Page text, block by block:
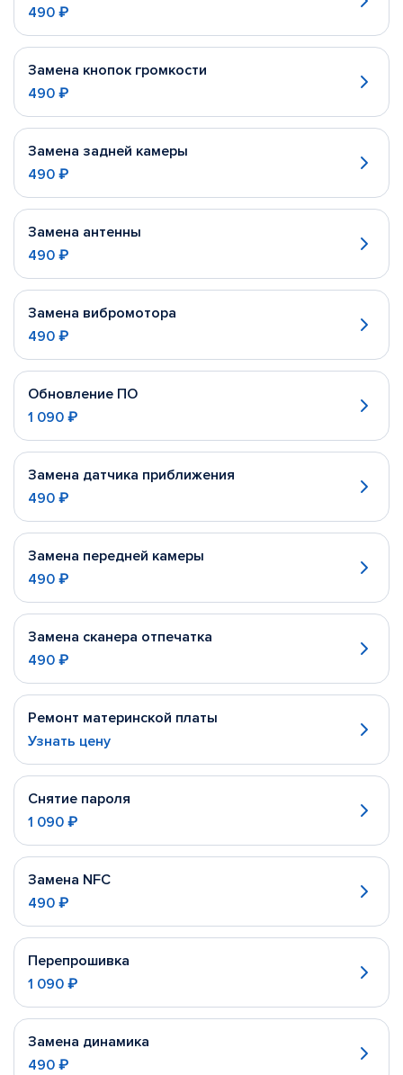
490 ₽
Замена кнопок громкости
490 ₽
Замена задней камеры
490 ₽
Замена антенны
490 ₽
Замена вибромотора
490 ₽
Обновление ПО
1 090 ₽
Замена датчика приближения
490 ₽
Замена передней камеры
490 ₽
Замена сканера отпечатка
490 ₽
Ремонт материнской платы
Узнать цену
Снятие пароля
1 090 ₽
Замена NFC
490 ₽
Перепрошивка
1 090 ₽
Замена динамика
490 ₽